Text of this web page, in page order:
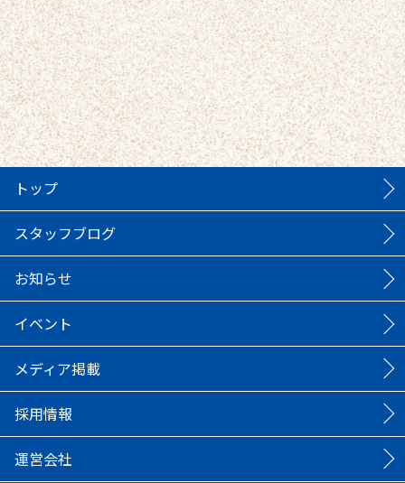
トップ
スタッフブログ
お知らせ
イベント
メディア掲載
採用情報
運営会社